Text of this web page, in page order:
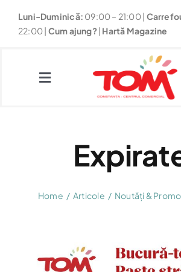
Luni-Duminică: 09:00 – 21:00|
22:00 | Cum ajung?| Hartă Magazine
Toggle
Navigation
Home Articole Noutăți &